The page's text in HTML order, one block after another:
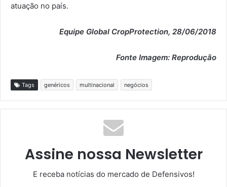
atuação no país.
Equipe Global CropProtection, 28/06/2018
Fonte Imagem: Reprodução
Tags genéricos multinacional negócios
Assine nossa Newsletter
E receba notícias do mercado de Defensivos!